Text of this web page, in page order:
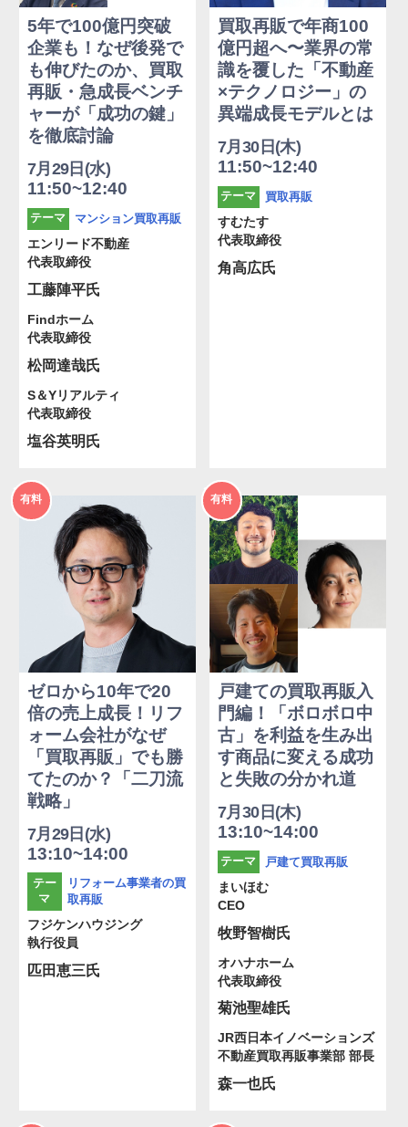
5年で100億円突破
企業も！なぜ後発で
も伸びたのか、買取
再販・急成長ベンチ
ャーが「成功の鍵」
を徹底討論
7月29日(水)
11:50~12:40
テーマ
マンション買取再販
エンリード不動産
代表取締役
工藤陣平氏
Findホーム
代表取締役
松岡達哉氏
S＆Yリアルティ
代表取締役
塩谷英明氏
買取再販で年商100
億円超へ〜業界の常
識を覆した「不動産
×テクノロジー」の
異端成長モデルとは
7月30日(木)
11:50~12:40
テーマ
買取再販
すむたす
代表取締役
角高広氏
2026年
度
有料
ゼロから10年で20
倍の売上成長！リフ
ォーム会社がなぜ
「買取再販」でも勝
てたのか？「二刀流
戦略」
7月29日(水)
13:10~14:00
テー
マ
リフォーム事業者の買
取再販
フジケンハウジング
執行役員
匹田恵三氏
2026年
度
有料
戸建ての買取再販入
門編！「ボロボロ中
古」を利益を生み出
す商品に変える成功
と失敗の分かれ道
7月30日(木)
13:10~14:00
テーマ
戸建て買取再販
まいほむ
CEO
牧野智樹氏
オハナホーム
代表取締役
菊池聖雄氏
JR西日本イノベーションズ
不動産買取再販事業部 部長
森一也氏